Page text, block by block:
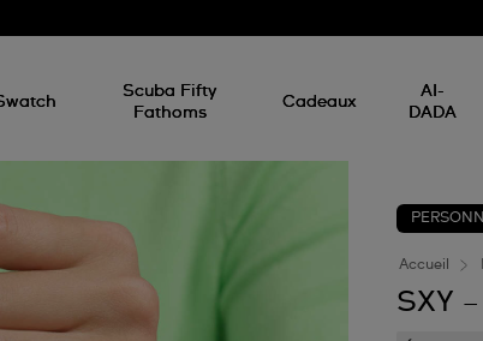
Scuba Fifty
Fathoms
Cadeaux
AI-
DADA
Accueil
SXY